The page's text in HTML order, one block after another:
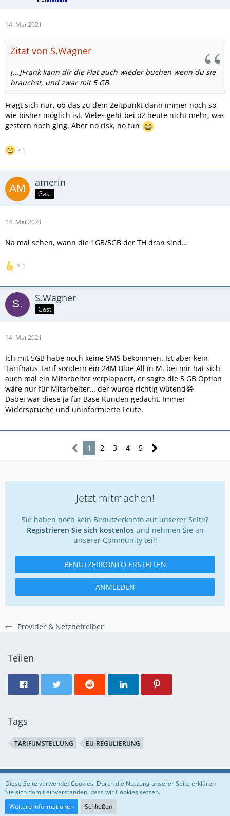
Provider & Netzbetreiber
14. Mai 2021
Zitat von S.Wagner
[...]Frank kann dir die Flat auch wieder buchen wenn du sie
brauchst, und zwar mit 5 GB.
Fragt sich nur, ob das zu dem Zeitpunkt dann immer noch so
wie bisher möglich ist. Vieles geht bei o2 heute nicht mehr, was
gestern noch ging. Aber no risk, no fun
1
amerin
Gast
14. Mai 2021
Na mal sehen, wann die 1GB/5GB der TH dran sind…
1
S.Wagner
Gast
14. Mai 2021
Ich mit 5GB habe noch keine SMS bekommen. Ist aber kein
Tarifhaus Tarif sondern ein 24M Blue All in M. bei mir hat sich
auch mal ein Mitarbeiter verplappert, er sagte die 5 GB Option
wäre nur für Mitarbeiter… der wurde richtig wütend😂
Dabei war diese ja für Base Kunden gedacht. Immer
Widersprüche und uninformierte Leute.
1 2 3 4 5
Jetzt mitmachen!
Sie haben noch kein Benutzerkonto auf unserer Seite?
Registrieren Sie sich kostenlosund nehmen Sie an
unserer Community teil!
BENUTZERKONTO ERSTELLEN
ANMELDEN
Teilen
Tags
TARIFUMSTELLUNG EU-REGULIERUNG
Regeln Datenschutzerklärung Impressum
Community-Software:
Diese Seite verwendet Cookies. Durch die Nutzung unserer Seite erklären
Sie sich damit einverstanden, dass wir Cookies setzen.
Weitere Informationen
Schließen